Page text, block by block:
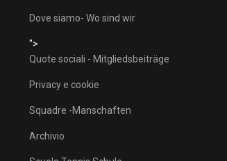
Dove siamo- Wo sind wir
">
Quote sociali - Mitgliedsbeiträge
Privacy e cookie
Squadre -Manschaften
Archivio